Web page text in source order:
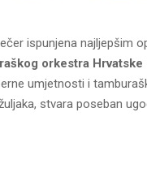
ispunjena najljepšim
orkestra
umjetnosti i
stvara poseban